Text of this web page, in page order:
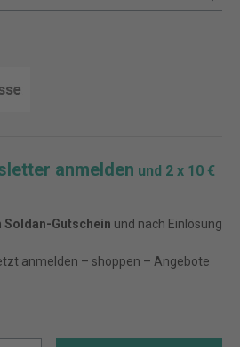
anmelden und 2 x 10 €
Soldan-Gutschein und nach Einlösung
anmelden – shoppen – Angebote